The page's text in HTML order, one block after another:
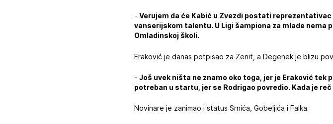
-Verujem da će Kabić u Zvezdi postati
vanserijskom talentu. U Ligi šampiona za mlade nema
Omladinskoj školi.
Eraković je danas potpisao za Zenit, a Degenek je blizu
-Još uvek ništa ne znamo oko toga, jer je Eraković
potreban u startu, jer se Rodrigao povredio. Kada je
Novinare je zanimao i status Srnića, Gobeljića i Falka.